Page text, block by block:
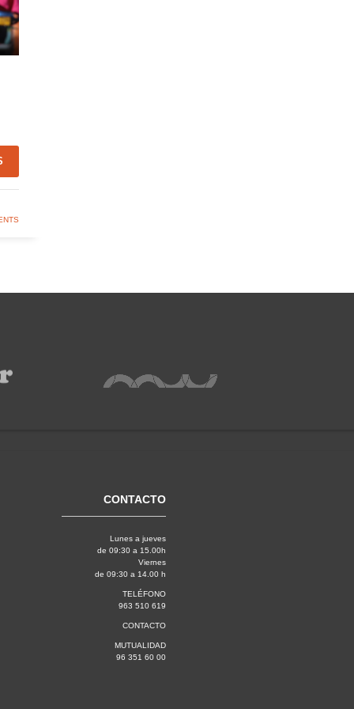
CONTACTO
Lunes a jueves
de 09:30 a 15.00h
Viernes
de 09:30 a 14.00 h
TELÉFONO
963 510 619
CONTACTO
MUTUALIDAD
96 351 60 00